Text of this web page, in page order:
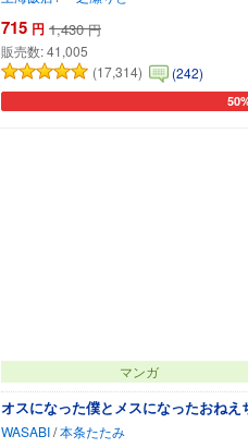
715 円 1,430 円
販売数:41,005
(17,314)
(242)
カー
マンガ
オスになった僕とメスになったおねえ
WASABI/本条たたみ